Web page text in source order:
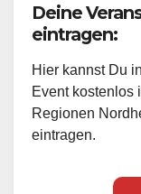
Deine
eintragen:
Hier kannst Du
Event kostenlos
Regionen
eintragen.